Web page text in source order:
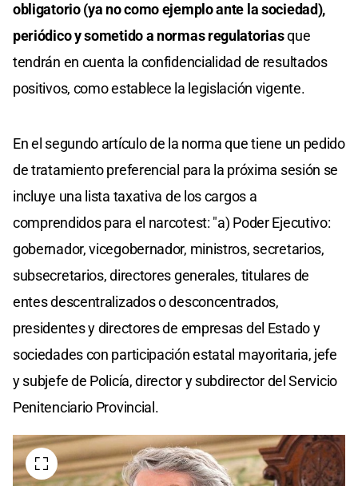
obligatorio (ya no como ejemplo ante la sociedad),
periódico y sometido a normas regulatoriasque
tendrán en cuenta la confidencialidad de resultados
positivos, como establece la legislación vigente.
En el segundo artículo de la norma que tiene un pedido
de tratamiento preferencial para la próxima sesión se
incluye una lista taxativa de los cargos a
comprendidos para el narcotest: "a) Poder Ejecutivo:
gobernador, vicegobernador, ministros, secretarios,
subsecretarios, directores generales, titulares de
entes descentralizados o desconcentrados,
presidentes y directores de empresas del Estado y
sociedades con participación estatal mayoritaria, jefe
y subjefe de Policía, director y subdirector del Servicio
Penitenciario Provincial.